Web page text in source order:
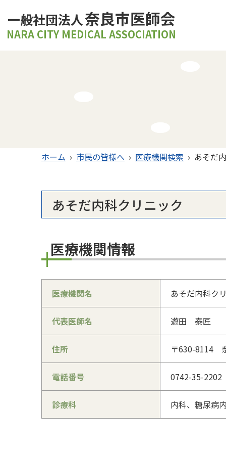
一般社団法人奈良市医師会
NARA CITY MEDICAL ASSOCIATION
ホーム › 市民の皆様へ › 医療機関検索 › あそだ
あそだ内科クリニック
医療機関情報
医療機関名 あそだ内科ク
代表医師名 遊田 泰匠
住所 〒630-8114
電話番号 0742-35-2202
診療科 内科、糖尿病